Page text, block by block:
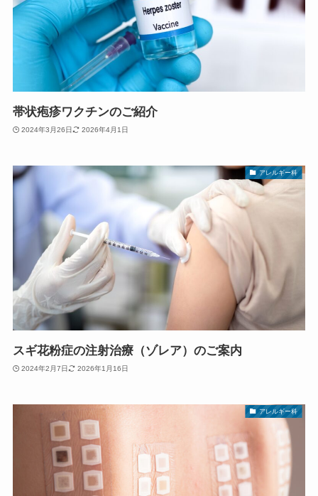
帯状疱疹ワクチンのご紹介
2024年3月26日 2026年4月1日
アレルギー科
スギ花粉症の注射治療（ゾレア）のご案内
2024年2月7日 2026年1月16日
アレルギー科